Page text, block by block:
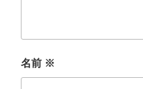
名前 ※